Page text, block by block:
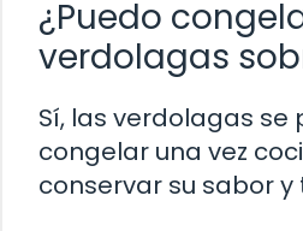
¿Puedo
verdolagas
Sí, las verdolagas se
congelar una vez
conservar su sabor y